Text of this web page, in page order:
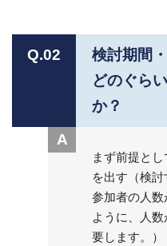
Q.02
検討期間
どのぐら
か？
A
まず前提と
を出す（検討
参加者の人
ように、人
要します。）